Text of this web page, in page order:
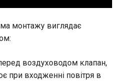
монтажу виглядає
воздуховодом клапан,
при входженні повітря в